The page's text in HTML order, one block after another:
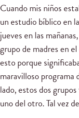
Cuando mis niños
un estudio bíblico en
jueves en las
grupo de madres en
esto porque
maravilloso programa
lado, estos dos
uno del otro. Tal vez